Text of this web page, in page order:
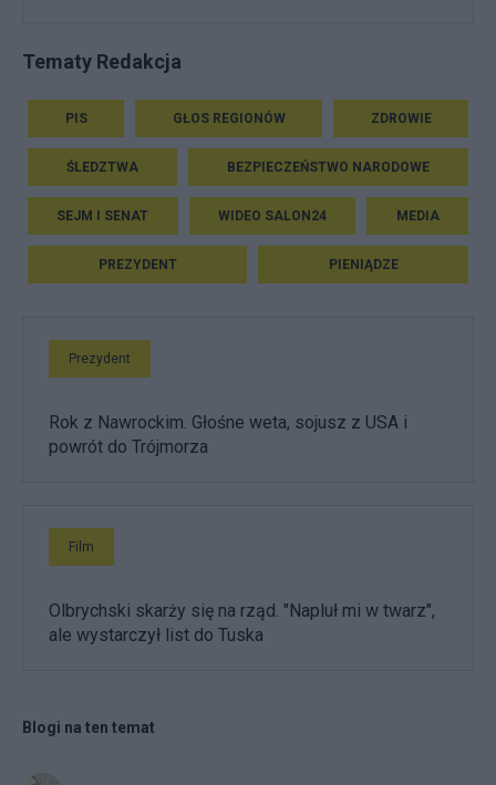
Tematy Redakcja
PIS GŁOS REGIONÓW ZDROWIE
ŚLEDZTWA BEZPIECZEŃSTWO NARODOWE
SEJM I SENAT WIDEO SALON24 MEDIA
PREZYDENT PIENIĄDZE
Prezydent
Rok z Nawrockim. Głośne weta, sojusz z USA i
powrót do Trójmorza
Film
Olbrychski skarży się na rząd. "Napluł mi w twarz",
ale wystarczył list do Tuska
Blogi na ten temat